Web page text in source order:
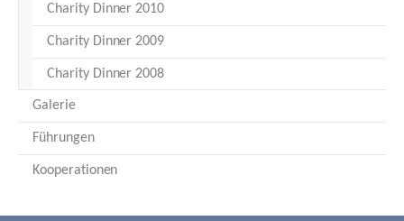
Charity Dinner 2010
Charity Dinner 2009
Charity Dinner 2008
Galerie
Führungen
Kooperationen